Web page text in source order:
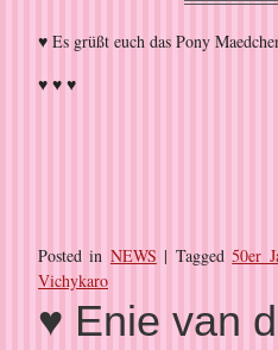
♥ Es grüßt euch das Pony
♥ ♥ ♥
Posted in NEWS | Tagged 50er
Vichykaro
♥ Enie van